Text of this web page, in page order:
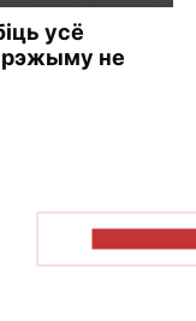
усё
рэжыму не